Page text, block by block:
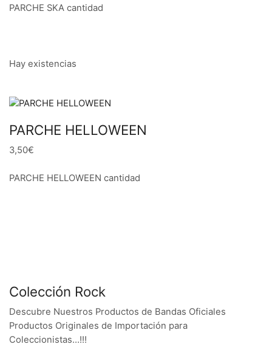
PARCHE SKA cantidad
Hay existencias
PARCHE HELLOWEEN
3,50€
PARCHE HELLOWEEN cantidad
Colección Rock
Descubre Nuestros Productos de Bandas Oficiales
Productos Originales de Importación para
Coleccionistas…!!!